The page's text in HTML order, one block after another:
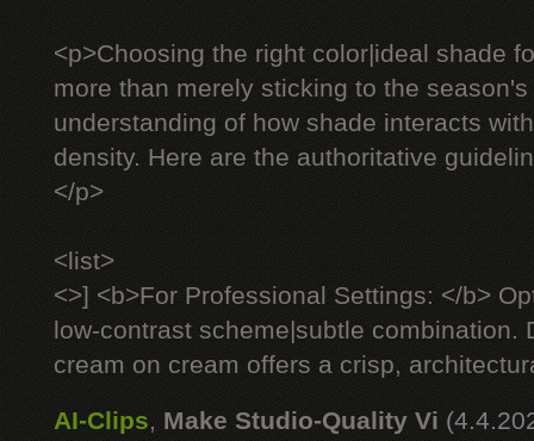
<p>Choosing the right color|ideal shade
more than merely sticking to the
understanding of how shade interacts
density. Here are the authoritative
</p>
<list>
<>] <b>For Professional Settings: </b>
low-contrast scheme|subtle combination.
cream on cream offers a crisp,
AI-Clips, Make Studio-Quality Vi